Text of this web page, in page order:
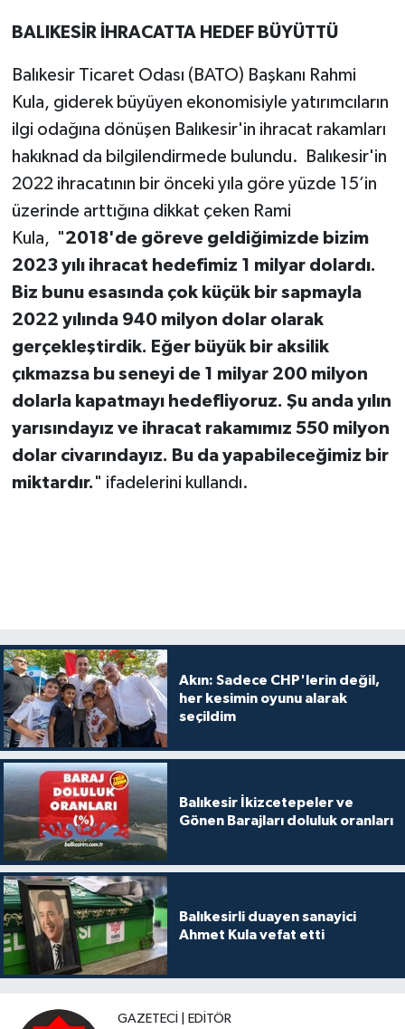
BALIKESİR İHRACATTA HEDEF BÜYÜTTÜ
Balıkesir Ticaret Odası (BATO) Başkanı Rahmi
Kula, giderek büyüyen ekonomisiyle yatırımcıların
ilgi odağına dönüşen Balıkesir'in ihracat rakamları
hakıknad da bilgilendirmede bulundu. Balıkesir'in
2022 ihracatının bir önceki yıla göre yüzde 15’in
üzerinde arttığına dikkat çeken Rami
Kula, "2018'de göreve geldiğimizde bizim
2023 yılı ihracat hedefimiz 1 milyar dolardı.
Biz bunu esasında çok küçük bir sapmayla
2022 yılında 940 milyon dolar olarak
gerçekleştirdik. Eğer büyük bir aksilik
çıkmazsa bu seneyi de 1 milyar 200 milyon
dolarla kapatmayı hedefliyoruz. Şu anda yılın
yarısındayız ve ihracat rakamımız 550 milyon
dolar civarındayız. Bu da yapabileceğimiz bir
miktardır." ifadelerini kullandı.
Akın: Sadece CHP'lerin değil,
her kesimin oyunu alarak
seçildim
Balıkesir İkizcetepeler ve
Gönen Barajları doluluk oranları
Balıkesirli duayen sanayici
Ahmet Kula vefat etti
GAZETECI | EDITÖR